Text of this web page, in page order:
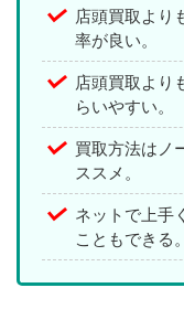
店頭買取より
率が良い。
店頭買取より
らいやすい。
買取方法はノ
ススメ。
ネットで上手
こともできる。